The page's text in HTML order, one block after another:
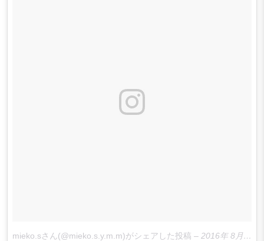
mieko.sさん(@mieko.s.y.m.m)がシェアした投稿 – 2016年 8月月21日午前1時30分PDT